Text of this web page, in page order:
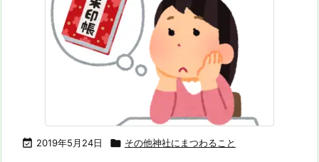
 2019年5月24日  その他神社にまつわること